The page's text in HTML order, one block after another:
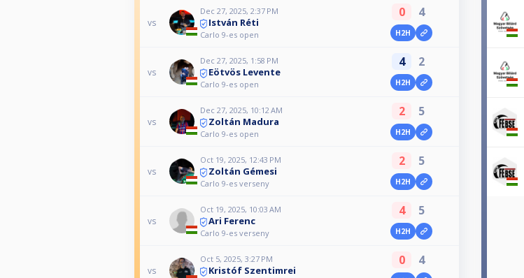
vs
Dec 27, 2025, 2:37 PM
István Réti
Carlo 9-es open
0 4
H2H
vs
Dec 27, 2025, 1:58 PM
Eötvös Levente
Carlo 9-es open
4 2
H2H
vs
Dec 27, 2025, 10:12 AM
Zoltán Madura
Carlo 9-es open
2 5
H2H
vs
Oct 19, 2025, 12:43 PM
Zoltán Gémesi
Carlo 9-es verseny
2 5
H2H
vs
Oct 19, 2025, 10:03 AM
Ari Ferenc
Carlo 9-es verseny
4 5
H2H
vs
Oct 5, 2025, 3:27 PM
Kristóf Szentimrei
0 4